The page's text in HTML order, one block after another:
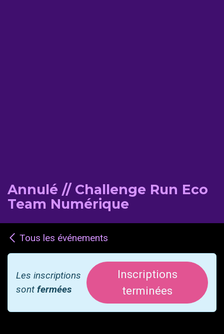
Annulé // Challenge Run Eco
Team Numérique
Tous les événements
Les inscriptions
sont fermées
Inscriptions
terminées